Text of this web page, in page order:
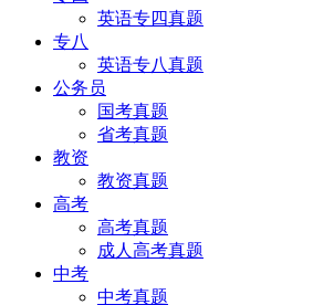
英语专四真题
专八
英语专八真题
公务员
国考真题
省考真题
教资
教资真题
高考
高考真题
成人高考真题
中考
中考真题